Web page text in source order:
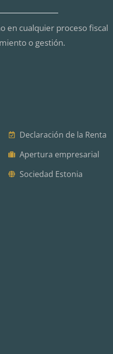
en cualquier proceso fiscal
o gestión.
Declaración de la Renta
Apertura empresarial
Sociedad Estonia